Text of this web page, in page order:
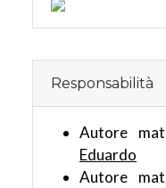
Responsabilità
Autore
Eduardo
Autore